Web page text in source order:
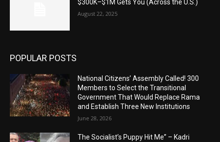
$300K–$1M Gets You (Across the U.S.)
August 22, 2025
POPULAR POSTS
National Citizens’ Assembly Called! 300
Members to Select the Transitional
Government That Would Replace Rama
and Establish Three New Institutions
June 28, 2026
The Socialist’s Puppy Hit Me” – Kadri